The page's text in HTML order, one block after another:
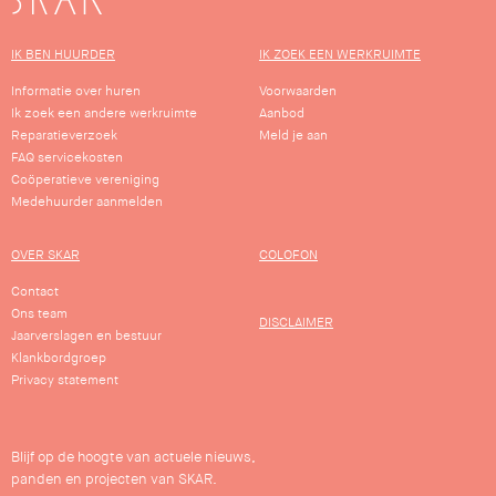
IK BEN HUURDER
Informatie over huren
Ik zoek een andere werkruimte
Reparatieverzoek
FAQ servicekosten
Coöperatieve vereniging
Medehuurder aanmelden
IK ZOEK EEN WERKRUIMTE
Voorwaarden
Aanbod
Meld je aan
OVER SKAR
Contact
Ons team
Jaarverslagen en bestuur
Klankbordgroep
Privacy statement
COLOFON
DISCLAIMER
Blijf op de hoogte van actuele nieuws,
panden en projecten van SKAR.